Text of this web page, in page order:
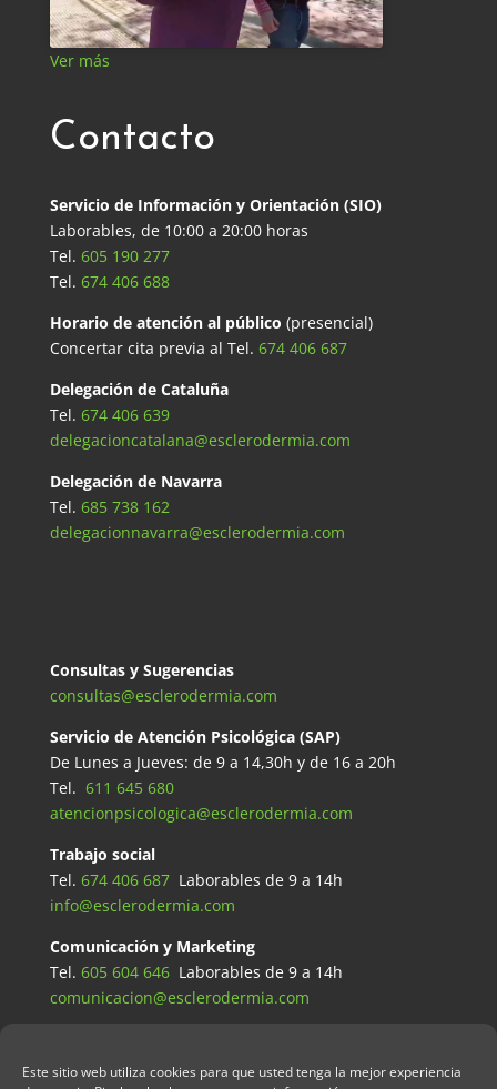
Este sitio web utiliza cookies para que usted tenga la mejor experiencia
Ver más
Contacto
Servicio de Información y Orientación (SIO)
Laborables, de 10:00 a 20:00 horas
Tel. 605 190 277
Tel. 674 406 688
Horario de atención al público (presencial)
Concertar cita previa al Tel. 674 406 687
Delegación de Cataluña
Tel. 674 406 639
delegacioncatalana@esclerodermia.com
Delegación de Navarra
Tel. 685 738 162
delegacionnavarra@esclerodermia.com
Consultas y Sugerencias
consultas@esclerodermia.com
Servicio de Atención Psicológica (SAP)
De Lunes a Jueves: de 9 a 14,30h y de 16 a 20h
Tel. 611 645 680
atencionpsicologica@esclerodermia.com
Trabajo social
Tel. 674 406 687 Laborables de 9 a 14h
info@esclerodermia.com
Comunicación y Marketing
Tel. 605 604 646Laborables de 9 a 14h
comunicacion@esclerodermia.com